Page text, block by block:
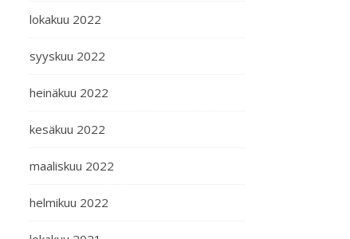
lokakuu 2022
syyskuu 2022
heinäkuu 2022
kesäkuu 2022
maaliskuu 2022
helmikuu 2022